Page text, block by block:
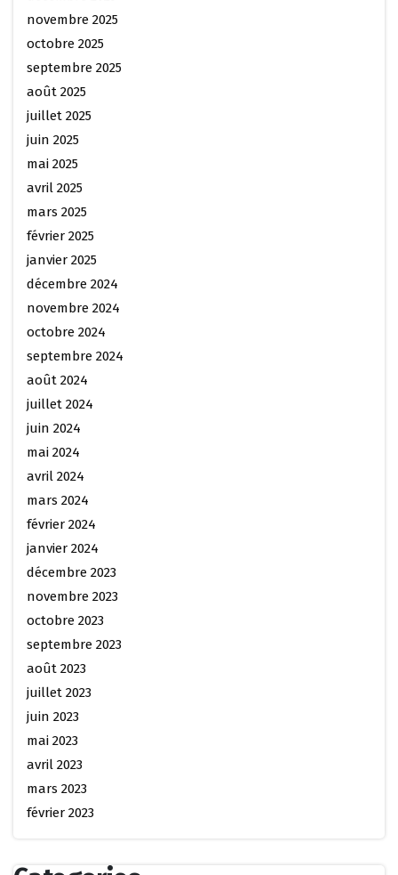
novembre 2025
octobre 2025
septembre 2025
août 2025
juillet 2025
juin 2025
mai 2025
avril 2025
mars 2025
février 2025
janvier 2025
décembre 2024
novembre 2024
octobre 2024
septembre 2024
août 2024
juillet 2024
juin 2024
mai 2024
avril 2024
mars 2024
février 2024
janvier 2024
décembre 2023
novembre 2023
octobre 2023
septembre 2023
août 2023
juillet 2023
juin 2023
mai 2023
avril 2023
mars 2023
février 2023